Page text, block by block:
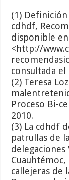
(1)
cdhdf,
disponible en
<http://
consultada el
(2) Teresa
Proceso Bi-
2010.
(3) La cdhdf
patrullas de
delegaciones
Cuauhtémoc,
callejeras de